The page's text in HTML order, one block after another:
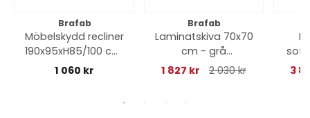
Brafab
Möbelskydd recliner
190x95xH85/100 cm,
vattentätt - svart
1 060 kr
Brafab
Laminatskiva 70x70
cm - grå
betonglook
1 827 kr 2 030 kr 3